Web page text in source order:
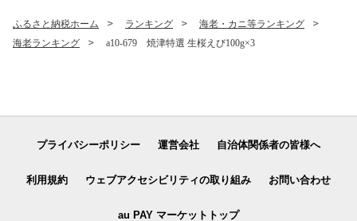
ふるさと納税ホーム ランキング
海老・カニ等ランキング
海老ランキング
a10-679 焼津特選 生桜えび100g×3
プライバシーポリシー 運営会社 自治体関係者の皆様へ
利用規約 ウェブアクセシビリティの取り組み お問い合わせ
au PAY マーケットトップ